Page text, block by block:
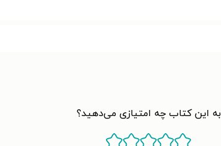
به این کتاب چه امتیازی می‌دهید؟